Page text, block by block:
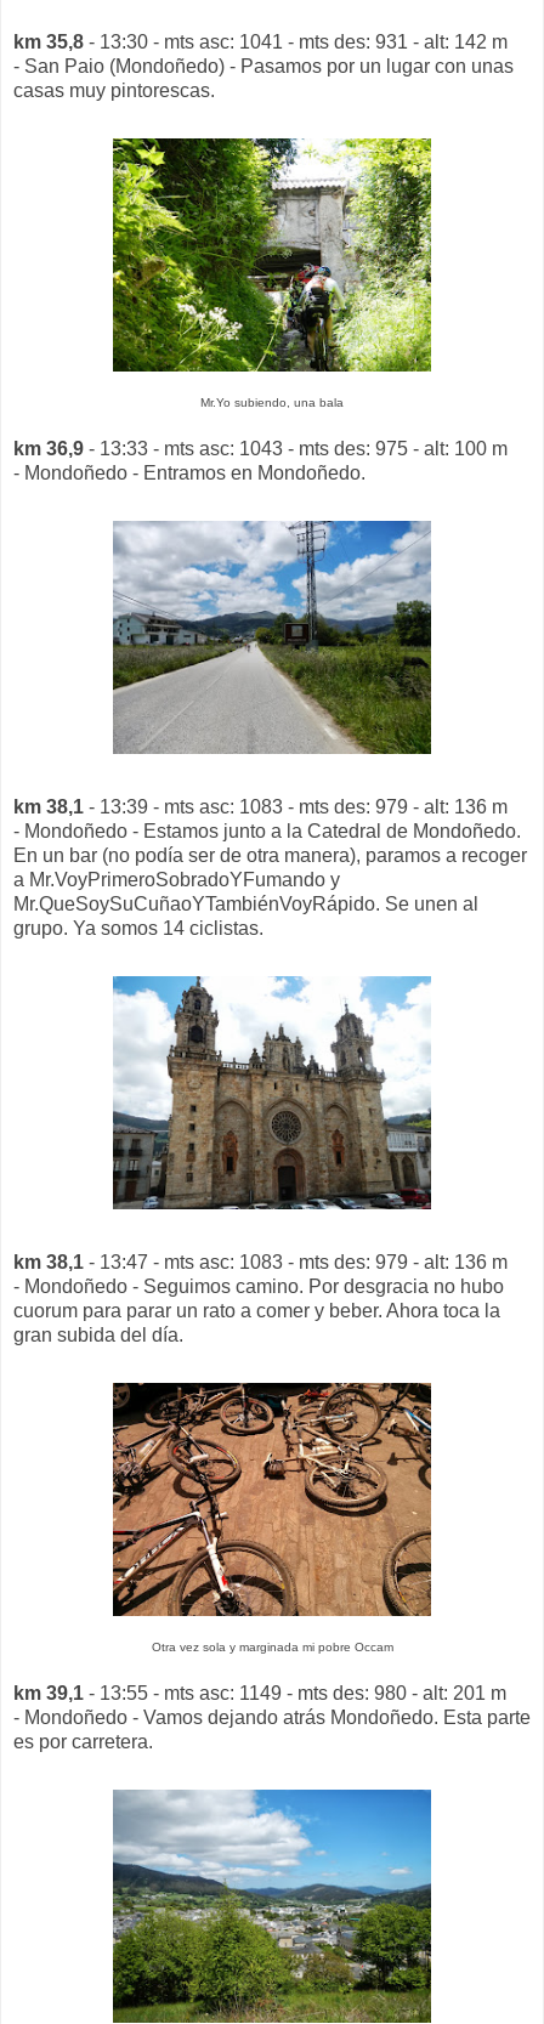
km 35,8 - 13:30 - mts asc: 1041 - mts des: 931 - alt: 142 m
- San Paio (Mondoñedo) - Pasamos por un lugar con unas
casas muy pintorescas.
Mr.Yo subiendo, una bala
km 36,9 - 13:33 - mts asc: 1043 - mts des: 975 - alt: 100 m
- Mondoñedo - Entramos en Mondoñedo.
km 38,1 - 13:39 - mts asc: 1083 - mts des: 979 - alt: 136 m
- Mondoñedo - Estamos junto a la Catedral de Mondoñedo.
En un bar (no podía ser de otra manera), paramos a recoger
a Mr.VoyPrimeroSobradoYFumando y
Mr.QueSoySuCuñaoYTambiénVoyRápido. Se unen al
grupo. Ya somos 14 ciclistas.
km 38,1 - 13:47 - mts asc: 1083 - mts des: 979 - alt: 136 m
- Mondoñedo - Seguimos camino. Por desgracia no hubo
cuorum para parar un rato a comer y beber. Ahora toca la
gran subida del día.
Otra vez sola y marginada mi pobre Occam
km 39,1 - 13:55 - mts asc: 1149 - mts des: 980 - alt: 201 m
- Mondoñedo - Vamos dejando atrás Mondoñedo. Esta parte
es por carretera.